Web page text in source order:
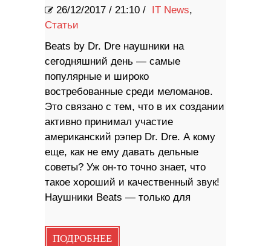
26/12/2017 / 21:10 / IT News,
Статьи
Beats by Dr. Dre наушники на
сегодняшний день — самые
популярные и широко
востребованные среди меломанов.
Это связано с тем, что в их создании
активно принимал участие
американский рэпер Dr. Dre. А кому
еще, как не ему давать дельные
советы? Уж он-то точно знает, что
такое хороший и качественный звук!
Наушники Beats — только для
ПОДРОБНЕЕ